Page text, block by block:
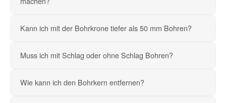
Kann ich mit der Bohrkrone tiefer als 50 mm Bohren?
Muss ich mit Schlag oder ohne Schlag Bohren?
Wie kann ich den Bohrkern entfernen?